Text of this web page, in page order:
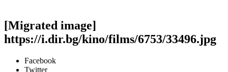
[Migrated image]
https://i.dir.bg/kino/films/6753/33496.jpg
Facebook
Twitter